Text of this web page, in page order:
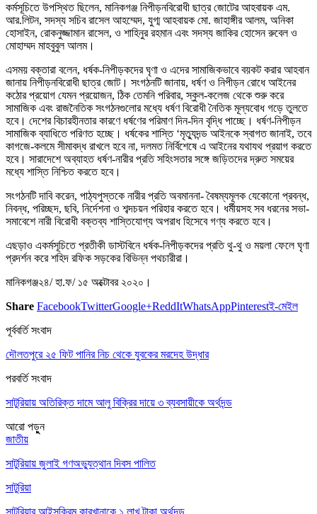
কর্মসূচিতে উপস্থিত ছিলেন, মানিকগঞ্জ নিপীড়নবিরোধী ছাত্র জোটের আহবায়ক এম.
আর.লিটন, সদস্য সচিব রাসেল আহম্মেদ, যুগ্ম আহবায়ক মো. জাহাঙ্গীর আলম, অনিকা
হোসাইন, রোকনুজ্জামান রাসেল, ও শাহিনুর রহমান এবং সদস্য জাকির হোসেন রুবেল ও
মোহাম্মদ মাহবুবুল আলম।
এসময় বক্তারা বলেন, ধর্ষক-নিপীড়কদের ঘৃণা ও এদের সামাজিকভাবে বয়কট করার আহবান
জানায় নিপীড়নবিরোধী ছাত্র জোট। সংগঠনটি জানায়, ধর্ষণ ও নিপীড়ন রোধে আইনের
কঠোর প্রয়োগ যেমন প্রয়োজন, ঠিক তেমনি পরিবার, স্কুল-কলেজ থেকে শুরু করে
সামাজিক এবং রাজনৈতিক সংগঠনগুলোর মধ্যে ধর্ষণ বিরোধী নৈতিক মূল্যবোধ গড়ে তুলতে
হবে। দেশের বিচারহীনতার কারণে ধর্ষণের পরিমাণ দিন-দিন বৃদ্ধি পাচ্ছে। ধর্ষণ-নিপীড়ন
সামাজিক ব্যাধিতে পরিণত হচ্ছে। ধর্ষকের শাস্তি ‘মৃত্যুদন্ড আইনকে স্বাগত জানাই, তবে
কাগজে-কলমে সীমাবদ্ধ রাখলে হবে না, দলমত নির্বিশেষে এ আইনের যথাযথ প্রয়াগ করতে
হবে। সারাদেশে অব্যাহত ধর্ষণ-নারীর প্রতি সহিংসতার সঙ্গে জড়িতদের দ্রুত সময়ের
মধ্যে শাস্তি নিশ্চিত করতে হবে।
সংগঠনটি দাবি করেন, পাঠ্যপুস্তকে নারীর প্রতি অবমাননা- বৈষম্যমূলক যেকোনো প্রবন্ধ,
নিবন্ধ, পরিচ্ছদ, ছবি, নির্দেশনা ও শব্দচয়ন পরিহার করতে হবে। ধর্মীয়সহ সব ধরনের সভা-
সমাবেশে নারী বিরোধী বক্তব্য শাস্তিযোগ্য অপরাধ হিসেবে গণ্য করতে হবে।
এছড়াও একর্মসূচিতে প্রতীকী ডাস্টবিনে ধর্ষক-নিপীড়কদের প্রতি থু-থু ও ময়লা ফেলে ঘৃণা
প্রদর্শন করে শহিদ রফিক সড়কের বিভিন্ন পথচারীরা।
মানিকগঞ্জ২৪/ হা.ফ/ ১৫ অক্টোবর ২০২০।
Share FacebookTwitterGoogle+ReddItWhatsAppPinterestই-মেইল
পূর্ববর্তি সংবাদ
দৌলতপুরে ২৫ ফিট পানির নিচ থেকে যুবকের মরদেহ উদ্ধার
পরবর্তি সংবাদ
সাটুরিয়ায় অতিরিক্ত দামে আলু বিক্রির দায়ে ৩ ব্যবসায়ীকে অর্থদন্ড
আরো পড়ুুন
জাতীয়
সাটুরিয়ায় জুলাই গণঅভ্যুত্থান দিবস পালিত
সাটুরিয়া
সাটুরিয়ার আইসক্রিম কারখানাকে ১ লাখ টাকা অর্থদন্ড